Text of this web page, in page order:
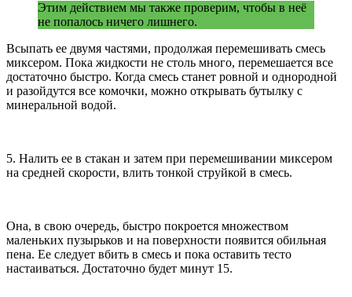
Этим действием мы также проверим, чтобы в неё
не попалось ничего лишнего.
Всыпать ее двумя частями, продолжая перемешивать смесь
миксером. Пока жидкости не столь много, перемешается все
достаточно быстро. Когда смесь станет ровной и однородной
и разойдутся все комочки, можно открывать бутылку с
минеральной водой.
5. Налить ее в стакан и затем при перемешивании миксером
на средней скорости, влить тонкой струйкой в смесь.
Она, в свою очередь, быстро покроется множеством
маленьких пузырьков и на поверхности появится обильная
пена. Ее следует вбить в смесь и пока оставить тесто
настаиваться. Достаточно будет минут 15.